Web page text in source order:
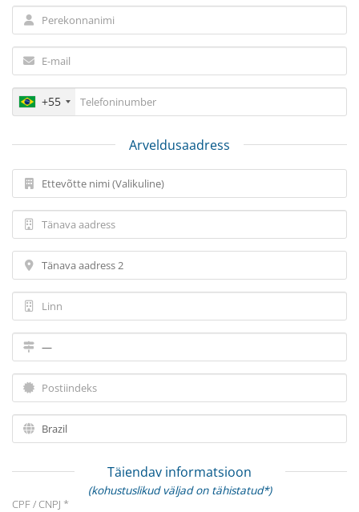
+55
Arveldusaadress
Täiendav informatsioon
(kohustuslikud väljad on tähistatud*)
CPF / CNPJ *